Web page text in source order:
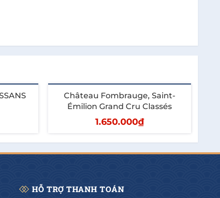
Château Fombrauge, Saint-
Émilion Grand Cru Classés
1.650.000₫
HỖ TRỢ THANH TOÁN